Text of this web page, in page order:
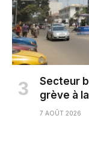
Secteur
grève à
7 AOÛT 2026